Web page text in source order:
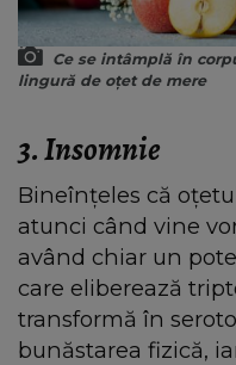
Ce se intâmplă în
lingură de oțet de mere
3. Insomnie
Bineînțeles că
atunci când vine
având chiar un
care eliberează
transformă în
bunăstarea fizică,